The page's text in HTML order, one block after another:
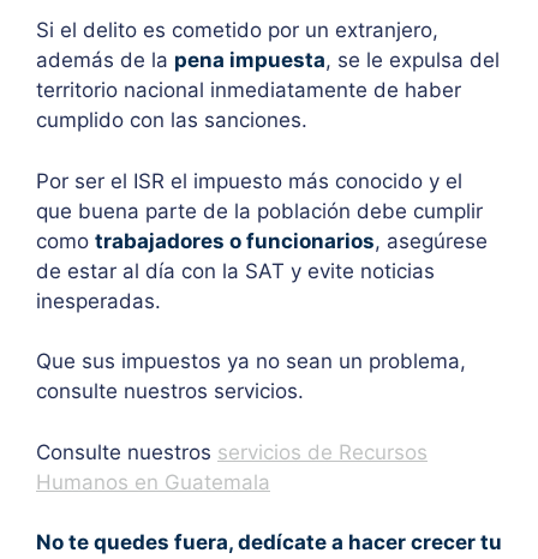
Si el delito es cometido por un extranjero,
además de la pena impuesta, se le expulsa del
territorio nacional inmediatamente de haber
cumplido con las sanciones.
Por ser el ISR el impuesto más conocido y el
que buena parte de la población debe cumplir
como trabajadores o funcionarios, asegúrese
de estar al día con la SAT y evite noticias
inesperadas.
Que sus impuestos ya no sean un problema,
consulte nuestros servicios.
Consulte nuestros servicios de Recursos
Humanos en Guatemala
No te quedes fuera, dedícate a hacer crecer tu